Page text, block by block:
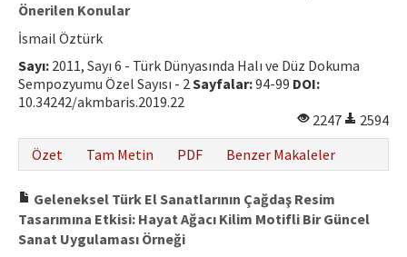
Önerilen Konular
İsmail Öztürk
Sayı: 2011, Sayı 6 - Türk Dünyasında Halı ve Düz Dokuma
Sempozyumu Özel Sayısı - 2Sayfalar:94-99 DOI:
10.34242/akmbaris.2019.22
2247
2594
Özet
Tam Metin PDF Benzer Makaleler
Geleneksel Türk El Sanatlarının Çağdaş Resim
Tasarımına Etkisi: Hayat Ağacı Kilim Motifli Bir Güncel
Sanat Uygulaması Örneği